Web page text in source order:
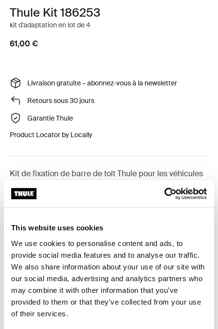
This website uses cookies
We use cookies to personalise content and ads, to
provide social media features and to analyse our traffic.
We also share information about your use of our site with
our social media, advertising and analytics partners who
may combine it with other information that you’ve
provided to them or that they’ve collected from your use
of their services.
Thule Kit 186253
kit d'adaptation en lot de 4
61,00 €
Livraison gratuite – abonnez‑vous à la newsletter
Retours sous 30 jours
Garantie Thule
Product Locator by Locally
Kit de fixation de barre de toit Thule pour les véhicules
Toggle features
Toutes les caractéristiques
Toggle techspec
Caractéristiques techniques
Toggle guides and instructions
Instructions